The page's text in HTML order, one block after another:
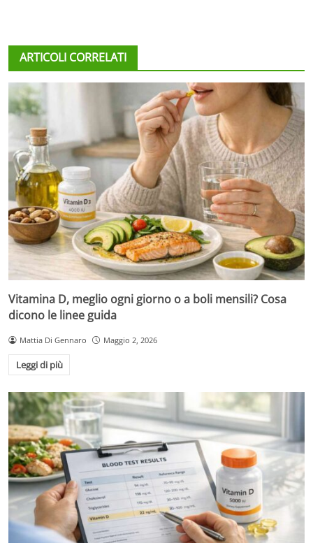
ARTICOLI CORRELATI
Vitamina D, meglio ogni giorno o a boli mensili? Cosa
dicono le linee guida
Mattia Di Gennaro Maggio 2, 2026
Leggi di più